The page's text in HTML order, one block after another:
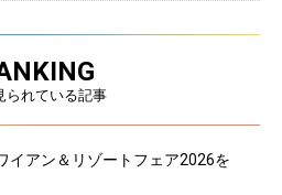
られている記事
イアン＆リゾートフェア2026を